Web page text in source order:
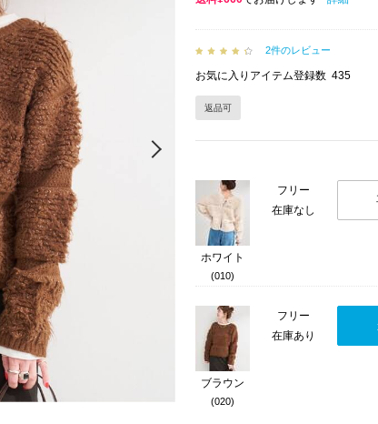
Next
2件のレビュー
お気に入りアイテム登録数 435
返品可
ホワイト
(010)
フリー
在庫なし
ブラウン
(020)
フリー
在庫あり